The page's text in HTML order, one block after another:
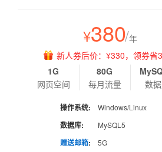
¥380/年
新人券后价：¥330，领券省
1G
网页空间
80G
每月流量
数
操作系统: Windows/Linux
数据库: MySQL5
赠送邮箱: 5G